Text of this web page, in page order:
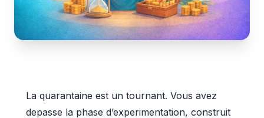
La quarantaine est un tournant. Vous avez
depasse la phase d’experimentation, construit